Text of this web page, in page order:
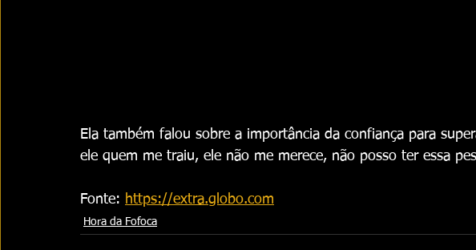
Ela também falou sobre a importância da confiança para
ele quem me traiu, ele não me merece, não posso ter essa
Fonte: https://extra.globo.com
Hora da Fofoca